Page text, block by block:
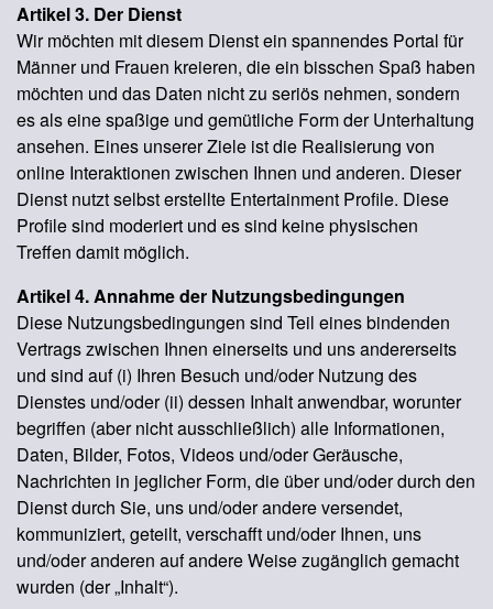
Artikel 3. Der Dienst
Wir möchten mit diesem Dienst ein spannendes Portal für
Männer und Frauen kreieren, die ein bisschen Spaß haben
möchten und das Daten nicht zu seriös nehmen, sondern
es als eine spaßige und gemütliche Form der Unterhaltung
ansehen. Eines unserer Ziele ist die Realisierung von
online Interaktionen zwischen Ihnen und anderen. Dieser
Dienst nutzt selbst erstellte Entertainment Profile. Diese
Profile sind moderiert und es sind keine physischen
Treffen damit möglich.
Artikel 4. Annahme der Nutzungsbedingungen
Diese Nutzungsbedingungen sind Teil eines bindenden
Vertrags zwischen Ihnen einerseits und uns andererseits
und sind auf (i) Ihren Besuch und/oder Nutzung des
Dienstes und/oder (ii) dessen Inhalt anwendbar, worunter
begriffen (aber nicht ausschließlich) alle Informationen,
Daten, Bilder, Fotos, Videos und/oder Geräusche,
Nachrichten in jeglicher Form, die über und/oder durch den
Dienst durch Sie, uns und/oder andere versendet,
kommuniziert, geteilt, verschafft und/oder Ihnen, uns
und/oder anderen auf andere Weise zugänglich gemacht
wurden (der „Inhalt“).